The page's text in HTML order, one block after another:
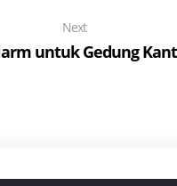
Next
untuk Gedung